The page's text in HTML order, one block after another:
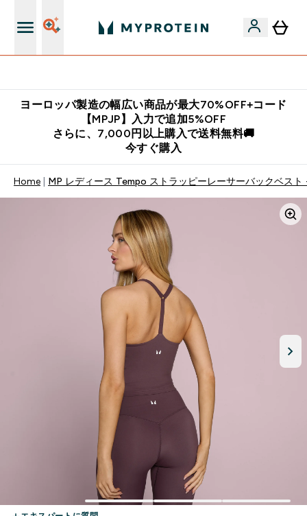
ヨーロッパ製造の幅広い商品が最大70%OFF+コード
【MPJP】入力で追加5%OFF
さらに、7,000円以上購入で送料無料🚚
今すぐ購入
Home MP レディース Tempo ストラッピーレーサーバックベスト